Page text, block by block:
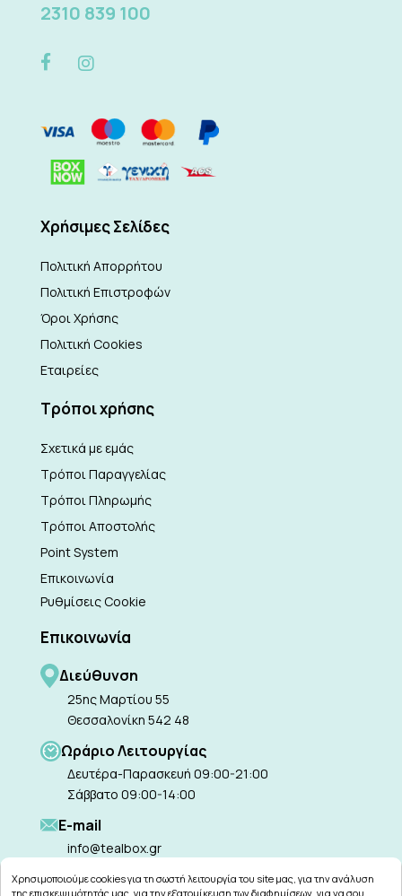
2310 839 100
Xρήσιμες Σελίδες
Πολιτική Απορρήτου
Πολιτική Επιστροφών
Όροι Χρήσης
Πολιτική Cookies
Εταιρείες
Τρόποι χρήσης
Σχετικά με εμάς
Τρόποι Παραγγελίας
Τρόποι Πληρωμής
Τρόποι Αποστολής
Point System
Επικοινωνία
Ρυθμίσεις Cookie
Επικοινωνία
Διεύθυνση
25ης Μαρτίου 55
Θεσσαλονίκη 542 48
Ωράριο Λειτουργίας
Δευτέρα-Παρασκευή 09:00-21:00
Σάββατο 09:00-14:00
Ε-mail
info@tealbox.gr
Χρησιμοποιούμε cookies για τη σωστή λειτουργία του site μας, για την ανάλυση
της επισκεψιμότητάς μας, για την εξατομίκευση των διαφημίσεων, για να σου